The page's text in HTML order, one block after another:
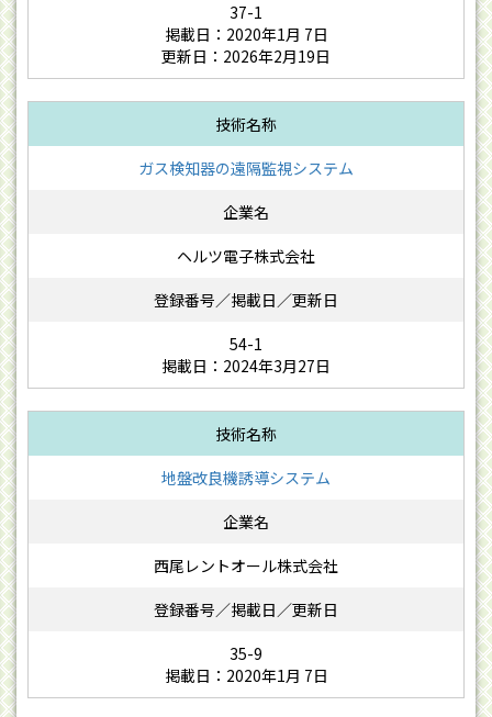
37-1
掲載日：2020年1月 7日
更新日：2026年2月19日
ガス検知器の遠隔監視システム
ヘルツ電子株式会社
54-1
掲載日：2024年3月27日
地盤改良機誘導システム
西尾レントオール株式会社
35-9
掲載日：2020年1月 7日